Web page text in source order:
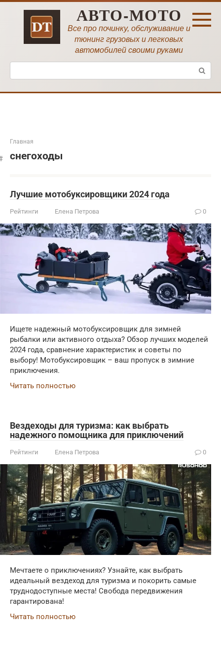
Перейти
АВТО-МОТО
Все про починку, обслуживание и
тюнинг грузовых и легковых
автомобилей своими руками
Поиск:
Главная
снегоходы
Лучшие мотобуксировщики 2024 года
Рейтинги Елена Петрова 0
Ищете надежный мотобуксировщик для зимней
рыбалки или активного отдыха? Обзор лучших моделей
2024 года, сравнение характеристик и советы по
выбору! Мотобуксировщик – ваш пропуск в зимние
приключения.
Читать полностью
Вездеходы для туризма: как выбрать
надежного помощника для приключений
Рейтинги Елена Петрова 0
Мечтаете о приключениях? Узнайте, как выбрать
идеальный вездеход для туризма и покорить самые
труднодоступные места! Свобода передвижения
гарантирована!
Читать полностью